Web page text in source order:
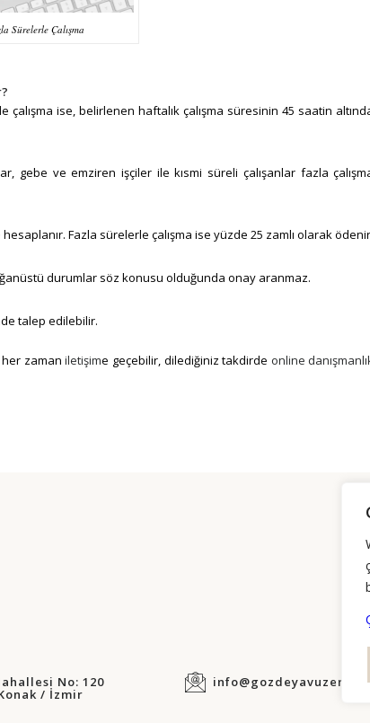
Sürelerle Çalışma
çalışma ise, belirlenen haftalık çalışma süresinin 45 saatin
gebe ve emziren işçiler ile kısmi süreli çalışanlar fazla
Fazla sürelerle çalışma ise yüzde 25 zamlı olarak
durumlar söz konusu olduğunda onay aranmaz.
talep edilebilir.
zaman iletişime geçebilir, dilediğiniz takdirde online
No: 120
/ İzmir